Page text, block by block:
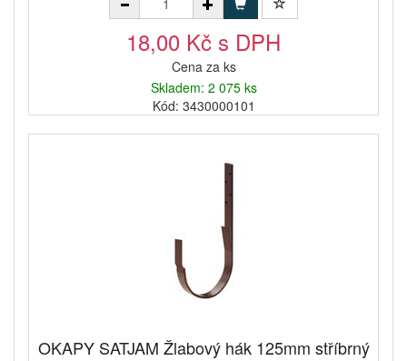
18,00 Kč s DPH
Cena za ks
Skladem: 2 075 ks
Kód: 3430000101
OKAPY SATJAM Žlabový hák 125mm stříbrný